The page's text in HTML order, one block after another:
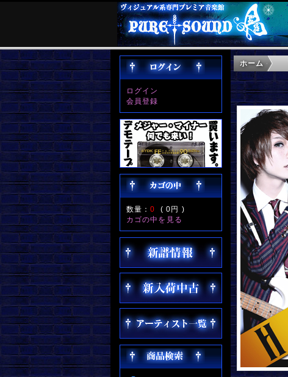
ログイン
会員登録
数量：0 (0円 )
カゴの中を見る
ホーム